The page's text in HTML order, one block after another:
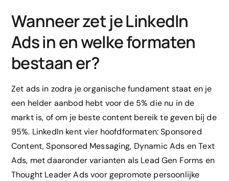
Wanneer zet je LinkedIn
Ads in en welke formaten
bestaan er?
Zet ads in zodra je organische fundament staat en je
een helder aanbod hebt voor de 5% die nu in de
markt is, of om je beste content bereik te geven bij de
95%. LinkedIn kent vier hoofdformaten: Sponsored
Content, Sponsored Messaging, Dynamic Ads en Text
Ads, met daaronder varianten als Lead Gen Forms en
Thought Leader Ads voor gepromote persoonlijke